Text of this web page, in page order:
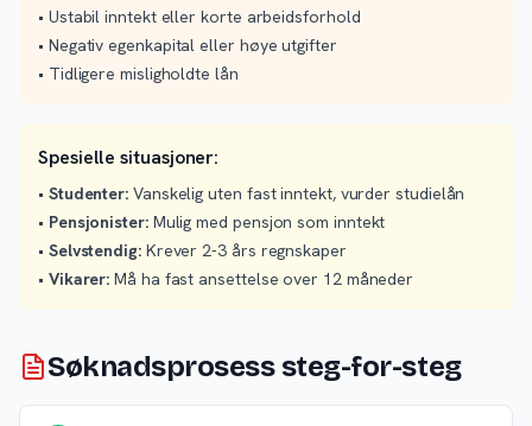
• Ustabil inntekt eller korte arbeidsforhold
• Negativ egenkapital eller høye utgifter
• Tidligere misligholdte lån
Spesielle situasjoner:
• Studenter: Vanskelig uten fast inntekt, vurder studielån
• Pensjonister:Mulig med pensjon som inntekt
• Selvstendig:Krever 2-3 års regnskaper
• Vikarer: Må ha fast ansettelse over 12 måneder
Søknadsprosess steg-for-steg